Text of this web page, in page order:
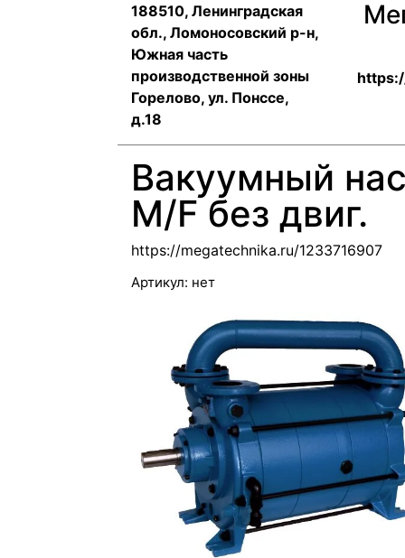
188510, Ленинградская
обл., Ломоносовский р-н,
Южная часть
производственной зоны
Горелово, ул. Понссе,
д.18
Вакуумный
M/F без двиг.
https://megatechnika.ru/1233716907
Артикул: нет